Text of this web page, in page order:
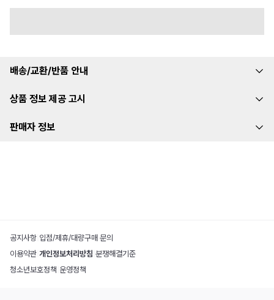
배송/교환/반품 안내
상품 정보 제공 고시
판매자 정보
공지사항 입점/제휴/대량구매 문의
이용약관 개인정보처리방침 분쟁해결기준
청소년보호정책 운영정책